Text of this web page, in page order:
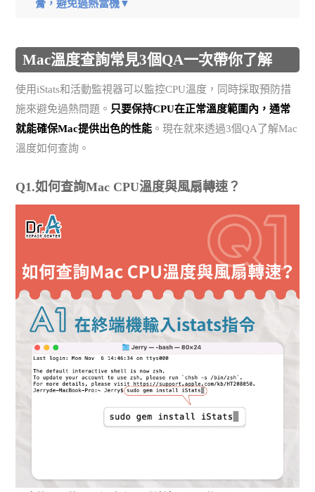
膏，避免過熱當機▼
Mac溫度查詢常見3個QA一次帶你了解
使用iStats和活動監視器可以監控CPU溫度，同時採取預防措
施來避免過熱問題。 只要保持CPU在正常溫度範圍內，通常
就能確保Mac提供出色的性能 。現在就來透過3個QA了解Mac
溫度如何查詢。
Q1.如何查詢Mac CPU溫度與風扇轉速？